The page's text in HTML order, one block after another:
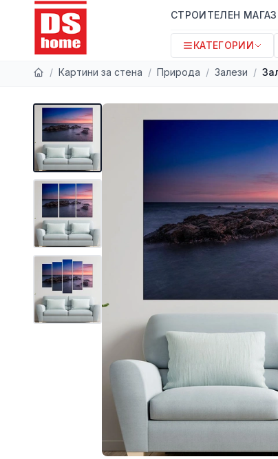
СТРОИТЕЛЕН
КАТЕГОРИИ
/ Картини за стена / Природа / Залези /